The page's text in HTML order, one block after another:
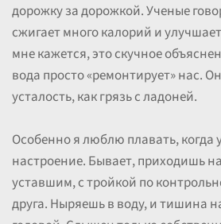
дорожку за дорожкой. Ученые
сжигает много калорий и
мне кажется, это скучное
вода просто «ремонтирует» нас.
усталость, как грязь с ладоней.
Особенно я люблю плавать, когда
настроение. Бывает, приходишь
уставшим, с тройкой по
друга. Ныряешь в воду, и тишина